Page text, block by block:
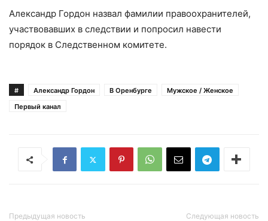
Александр Гордон назвал фамилии правоохранителей,
участвовавших в следствии и попросил навести
порядок в Следственном комитете.
# Александр Гордон В Оренбурге
Мужское / Женское
Первый канал
Предыдущая новость Следующая новость